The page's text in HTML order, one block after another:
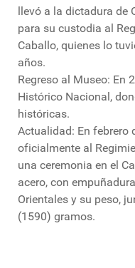
llevó a la dictadura de
para su custodia al
Caballo, quienes lo
años.
Regreso al Museo: En
Histórico Nacional,
históricas.
Actualidad: En febrero
oficialmente al
una ceremonia en el
acero, con
Orientales y su peso,
(1590) gramos.